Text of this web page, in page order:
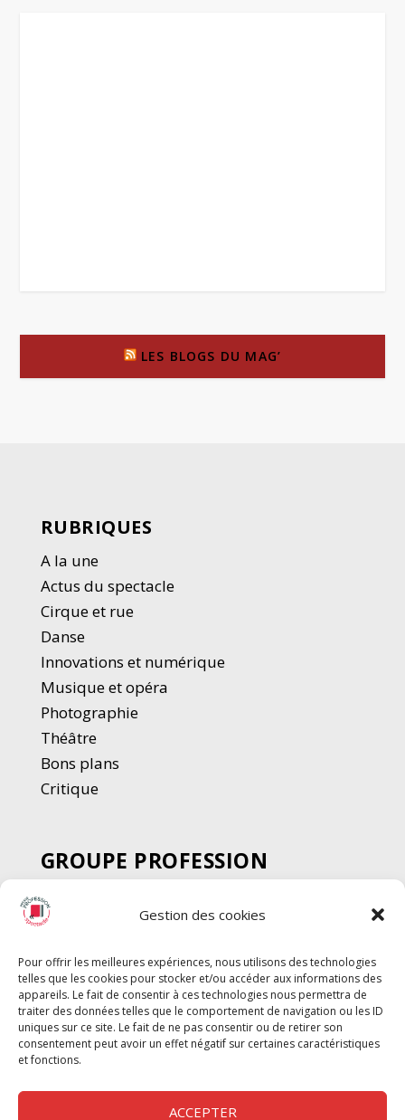
Gestion des cookies
Pour offrir les meilleures expériences, nous utilisons des technologies
telles que les cookies pour stocker et/ou accéder aux informations des
appareils. Le fait de consentir à ces technologies nous permettra de
traiter des données telles que le comportement de navigation ou les ID
uniques sur ce site. Le fait de ne pas consentir ou de retirer son
consentement peut avoir un effet négatif sur certaines caractéristiques
et fonctions.
ACCEPTER
LES BLOGS DU MAG’
RUBRIQUES
A la une
Actus du spectacle
Cirque et rue
Danse
Innovations et numérique
Musique et opéra
Photographie
Théâtre
Bons plans
Critique
GROUPE PROFESSION
SPECTACLE
Chèque Intermittents
Chèque Compta
Chèque Emploi Spectacle
G-Pods
Profession Audio-visuel